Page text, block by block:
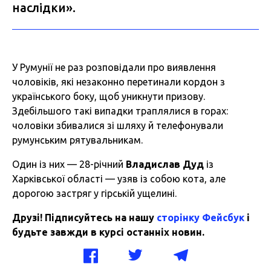
наслідки».
У Румунії не раз розповідали про виявлення
чоловіків, які незаконно перетинали кордон з
українського боку, щоб уникнути призову.
Здебільшого такі випадки траплялися в горах:
чоловіки збивалися зі шляху й телефонували
румунським рятувальникам.
Один із них — 28-річний Владислав Дуд із
Харківської області — узяв із собою кота, але
дорогою застряг у гірській ущелині.
Друзі! Підписуйтесь на нашу сторінку Фейсбук і
будьте завжди в курсі останніх новин.